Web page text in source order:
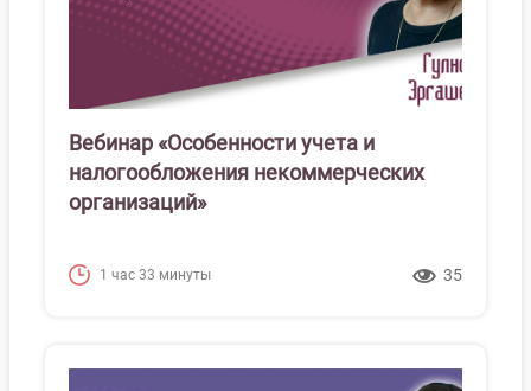
Вебинар «Особенности учета и
налогообложения некоммерческих
организаций»
1 час 33 минуты 35